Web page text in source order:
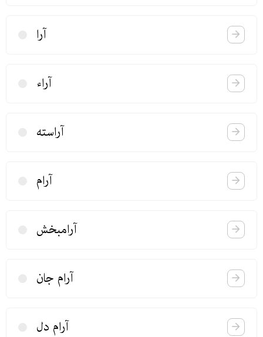
آرا
آراء
آراسته
آرام
آرامبخش
آرام جان
آرام دل